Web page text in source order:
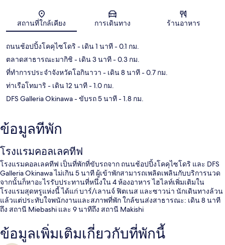
แผนที่
สถานที่ใกล้เคียง การเดินทาง ร้านอาหาร
ถนนช้อปปิ้งโคคุไซโดริ - เดิน 1 นาที- 0.1 กม.
ตลาดสาธารณะมากิชิ - เดิน 3 นาที- 0.3 กม.
ที่ทำการประจำจังหวัดโอกินาวา - เดิน 8 นาที- 0.7 กม.
ท่าเรือโทมาริ - เดิน 12 นาที- 1.0 กม.
DFS Galleria Okinawa- ขับรถ 5 นาที- 1.8 กม.
ข้อมูลที่พัก
โรงแรมคอลเลคทีฟ
โรงแรมคอลเลคทีฟ เป็นที่พักที่ขับรถจาก ถนนช้อปปิ้งโคคุไซโดริ และ DFS
Galleria Okinawa ไม่เกิน 5 นาที ผู้เข้าพักสามารถเพลิดเพลินกับบริการนวด
จากนั้นก็หาอะไรรับประทานที่หนึ่งใน 4 ห้องอาหาร ไฮไลท์เพิ่มเติมใน
โรงแรมสุดหรูแห่งนี้ ได้แก่ บาร์/เลานจ์ ฟิตเนส และซาวน่า นักเดินทางล้วน
แล้วแต่ประทับใจพนักงานและสภาพที่พัก ใกล้ขนส่งสาธารณะ: เดิน 8 นาที
ถึง สถานี Miebashi และ 9 นาทีถึง สถานี Makishi
ข้อมูลเพิ่มเติมเกี่ยวกับที่พักนี้